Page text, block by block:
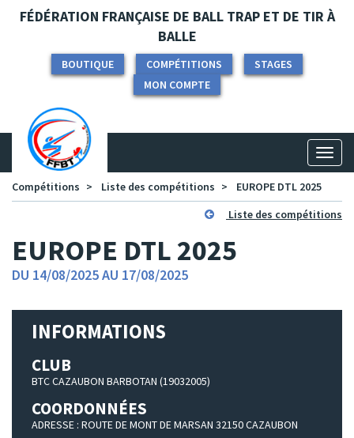
Panneau de gestion des cookies
FÉDÉRATION FRANÇAISE DE BALL TRAP ET DE TIR À
BALLE
BOUTIQUE COMPÉTITIONS
STAGES
MON COMPTE
Compétitions
Liste des compétitions
EUROPE DTL 2025
Liste des compétitions
EUROPE DTL 2025
DU 14/08/2025 AU 17/08/2025
INFORMATIONS
CLUB
BTC CAZAUBON BARBOTAN (19032005)
COORDONNÉES
ADRESSE : ROUTE DE MONT DE MARSAN 32150 CAZAUBON